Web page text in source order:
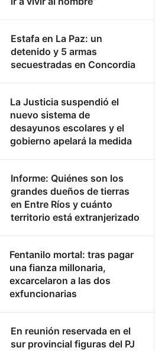
Estafa en La Paz: un
detenido y 5 armas
secuestradas en Concordia
La Justicia suspendió el
nuevo sistema de
desayunos escolares y el
gobierno apelará la medida
Informe: Quiénes son los
grandes dueños de tierras
en Entre Ríos y cuánto
territorio está extranjerizado
Fentanilo mortal: tras pagar
una fianza millonaria,
excarcelaron a las dos
exfuncionarias
En reunión reservada en el
sur provincial figuras del PJ